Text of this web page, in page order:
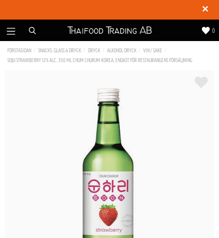
✕
0
FÖRSTASIDAN SNACKS, GLASS & DRYCK DRYCK ALKOHOL DRYCK
VIN / SAKE
SOJU STRAWBERRY 12% ALC. 350 ML CHUM CHURUM KOREA, ENDAST FÖR RESTAURANGENS FÖRSÄLJNING